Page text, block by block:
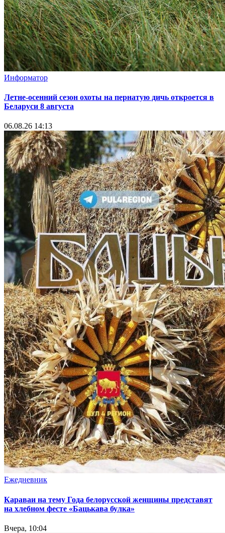
Информатор
Летне-осенний сезон охоты на пернатую дичь откроется в
Беларуси 8 августа
06.08.26 14:13
Ежедневник
Караваи на тему Года белорусской женщины представят
на хлебном фесте «Бацькава булка»
Вчера, 10:04